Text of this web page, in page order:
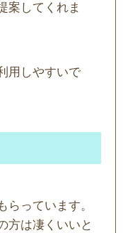
案してくれま
用しやすいで
らっています。
方は凄くいいと